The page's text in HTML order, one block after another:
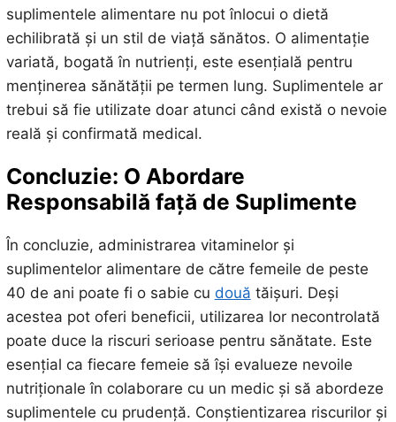
suplimentele alimentare nu pot înlocui o dietă
echilibrată și un stil de viață sănătos. O alimentație
variată, bogată în nutrienți, este esențială pentru
menținerea sănătății pe termen lung. Suplimentele ar
trebui să fie utilizate doar atunci când există o nevoie
reală și confirmată medical.
Concluzie: O Abordare
Responsabilă față de Suplimente
În concluzie, administrarea vitaminelor și
suplimentelor alimentare de către femeile de peste
40 de ani poate fi o sabie cu două tăișuri. Deși
acestea pot oferi beneficii, utilizarea lor necontrolată
poate duce la riscuri serioase pentru sănătate. Este
esențial ca fiecare femeie să își evalueze nevoile
nutriționale în colaborare cu un medic și să abordeze
suplimentele cu prudență. Conștientizarea riscurilor și